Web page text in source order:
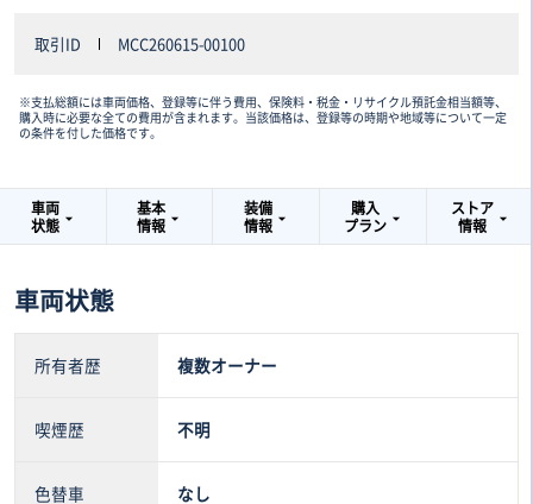
取引ID MCC260615-00100
※支払総額には車両価格、登録等に伴う費用、保険料・税金・リサイクル預託金相当額等、
購入時に必要な全ての費用が含まれます。当該価格は、登録等の時期や地域等について一定
の条件を付した価格です。
車両
状態
基本
情報
装備
情報
購入
プラン
ストア
情報
車両状態
所有者歴 複数オーナー
喫煙歴 不明
色替車 なし